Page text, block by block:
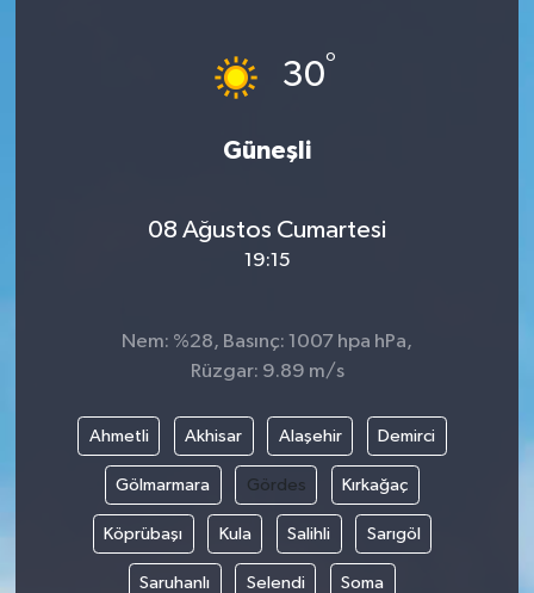
30°
Güneşli
08 Ağustos Cumartesi
19:15
Nem: %28, Basınç: 1007 hpa hPa,
Rüzgar: 9.89 m/s
Ahmetli Akhisar Alaşehir Demirci
Gölmarmara Gördes Kırkağaç
Köprübaşı Kula Salihli Sarıgöl
Saruhanlı Selendi Soma
Yüksek İstişare Kurulu